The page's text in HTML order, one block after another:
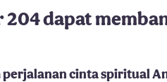
204 dapat
cinta spiritual